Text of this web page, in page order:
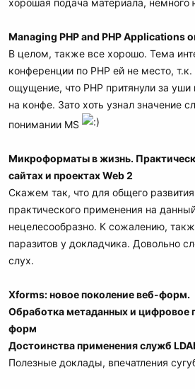
Managing PHP and PHP Applications
В целом, также все хорошо. Тема
конференции по PHP ей не место,
ощущение, что PHP притянули за уши
на конфе. Зато хоть узнал значение
понимании MS
Микроформаты в жизнь.
сайтах и проектах Web 2
Скажем так, что для общего
практического применения на
нецелесообразно. К сожалению,
паразитов у докладчика. Довольно
слух.
Xforms: новое поколение веб-форм.
Обработка метаданных и цифровое
форм
Достоинства применения служб
Полезные доклады, впечатления